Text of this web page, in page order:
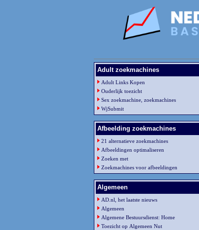
Adult zoekmachines
Adult Links Kopen
Ouderlijk toezicht
Sex zoekmachine, zoekmachines
WjSubmit
Afbeelding zoekmachines
21 alternatieve zoekmachines
Afbeeldingen optimaliseren
Zoeken met
Zoekmachines voor afbeeldingen
Algemeen
AD.nl, het laatste nieuws
Algemeen
Algemene Bestuursdienst: Home
Toezicht op Algemeen Nut